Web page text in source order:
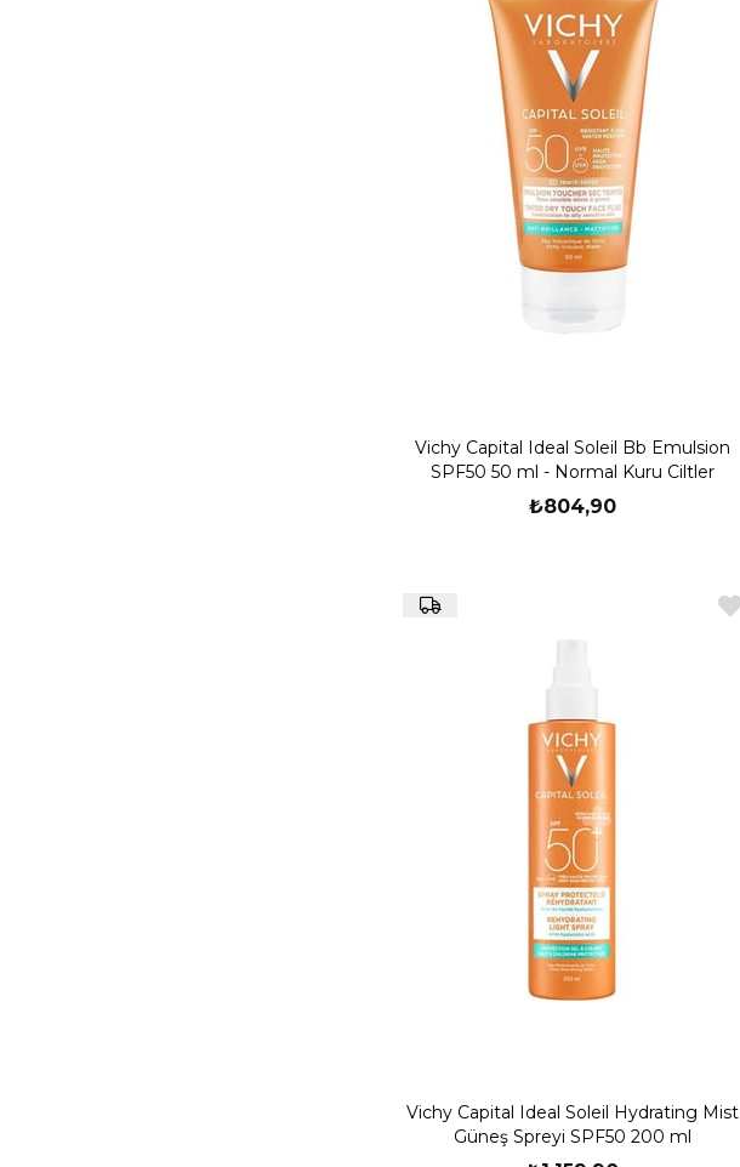
Vichy Capital Ideal Soleil Bb Emulsion
SPF50 50 ml - Normal Kuru Ciltler
₺804,90
Vichy Capital Ideal Soleil Hydrating Mist
Güneş Spreyi SPF50 200 ml